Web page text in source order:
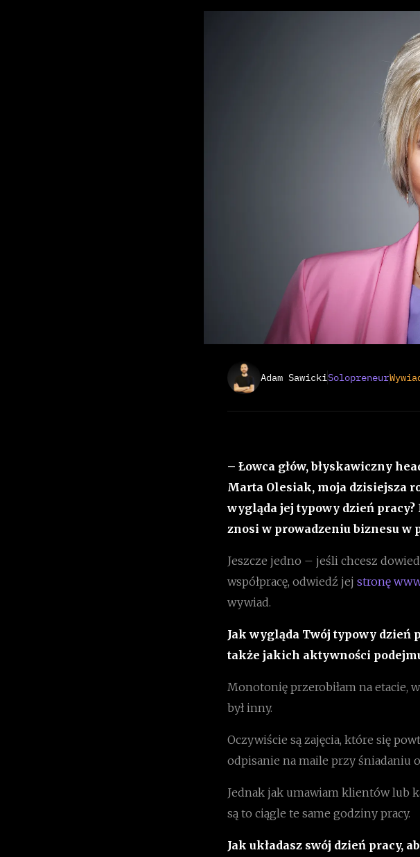
Adam SawickiSolopreneur
– Łowca głów, błyskawiczny
Marta Olesiak, moja dzisiejsza
wygląda jej typowy dzień pracy?
znosi w prowadzeniu biznesu w
Jeszcze jedno – jeśli chcesz
współpracę, odwiedź jej stronę
wywiad.
Jak wygląda Twój typowy dzień
także jakich aktywności
Monotonię przerobiłam na etacie,
był inny.
Oczywiście są zajęcia, które się
odpisanie na maile przy śniadaniu
Jednak jak umawiam klientów lub
są to ciągle te same godziny pracy.
Jak układasz swój dzień pracy,